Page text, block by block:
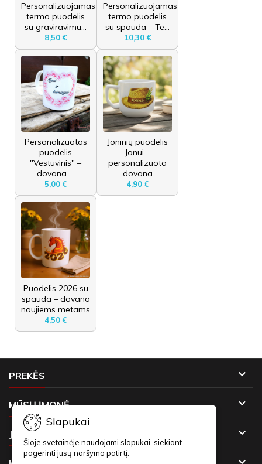
Personalizuojamas
termo puodelis
su graviravimu...
8,50 €
Personalizuojamas
termo puodelis
su spauda – Te...
10,30 €
Personalizuotas
puodelis
"Vestuvinis" –
dovana ...
5,00 €
Joninių puodelis
Jonui –
personalizuota
dovana
4,90 €
Puodelis 2026 su
spauda – dovana
naujiems metams
4,50 €
PREKĖS 
MŪSŲ ĮMONĖ 
JŪSŲ PASKYRA 
Slapukai
Šioje svetainėje naudojami slapukai, siekiant
pagerinti jūsų naršymo patirtį.